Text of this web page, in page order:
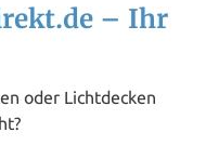
– Ihr
oder Lichtdecken